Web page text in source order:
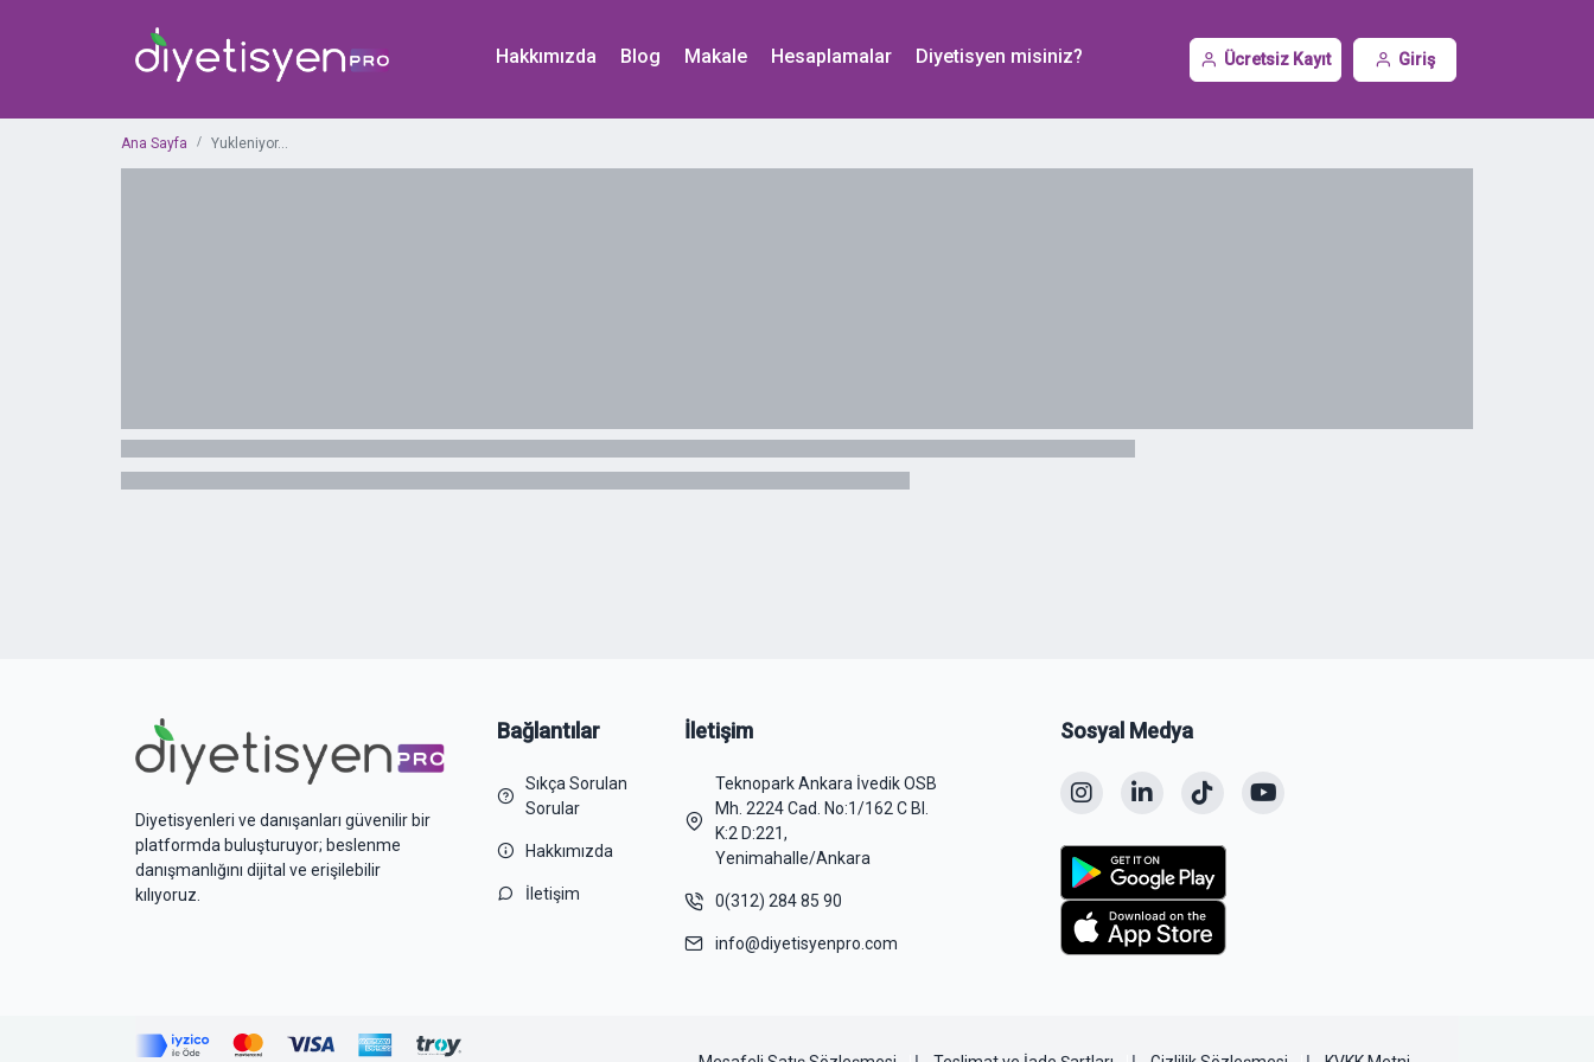
Hakkımızda Blog Makale Hesaplamalar Diyetisyen misiniz? Ücretsiz Kayıt Giriş
Ana Sayfa Yukleniyor...
Diyetisyenleri ve danışanları güvenilir bir
platformda buluşturuyor; beslenme
danışmanlığını dijital ve erişilebilir
kılıyoruz.
Bağlantılar
Sıkça Sorulan
Sorular
Hakkımızda
İletişim
İletişim
Teknopark Ankara İvedik OSB
Mh. 2224 Cad. No:1/162 C Bl.
K:2 D:221,
Yenimahalle/Ankara
0(312) 284 85 90
info@diyetisyenpro.com
Sosyal Medya